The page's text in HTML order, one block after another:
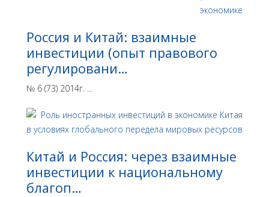
Россия и Китай: взаимные
инвестиции (опыт правового
регулировани…
№ 6 (73) 2014г. ...
Китай и Россия: через взаимные
инвестиции к национальному
благоп…